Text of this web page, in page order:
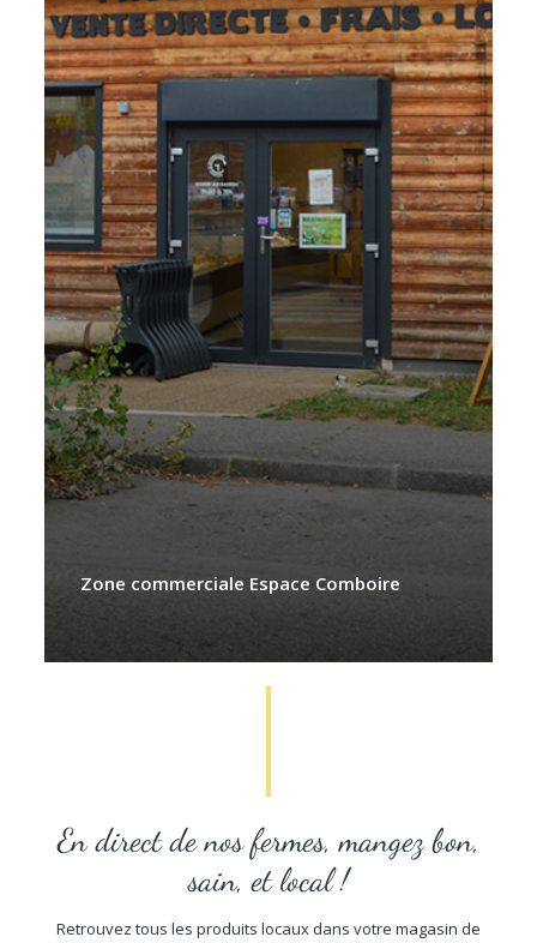
Zone commerciale Espace Comboire
En direct de nos fermes, mangez bon,
sain, et local !
Retrouvez tous les produits locaux dans votre magasin de